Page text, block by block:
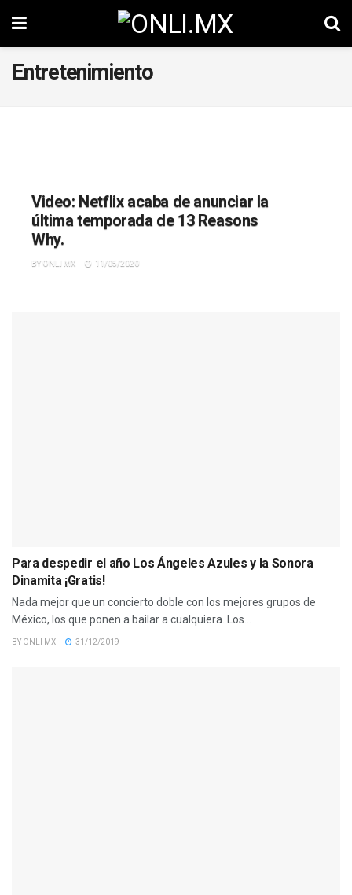
Entretenimiento
Video: Netflix acaba de anunciar la
última temporada de 13 Reasons
Why.
BY ONLI MX 11/05/2020
Para despedir el año Los Ángeles Azules y la Sonora
Dinamita ¡Gratis!
Nada mejor que un concierto doble con los mejores grupos de
México, los que ponen a bailar a cualquiera. Los...
BY ONLI MX 31/12/2019